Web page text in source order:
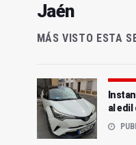
Jaén
MÁS VISTO ESTA
al